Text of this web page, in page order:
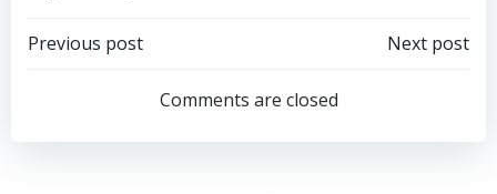
Post
navigation
Previous post
navigation
Next post
Comments are closed